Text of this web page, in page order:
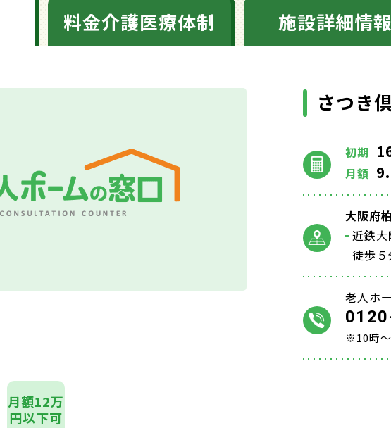
料金介護医療体制 施設詳細情報
さつき
初期
月額
大阪府
近鉄
徒歩５
老人ホ
※10時
月額12万
円以下可